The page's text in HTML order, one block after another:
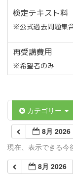
検定テキスト料
※公式過去問題集
再受講費用
※希望者のみ
カテゴリー
8月 2026
現在、表示できる今
8月 2026